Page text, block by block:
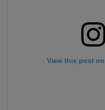
View this post